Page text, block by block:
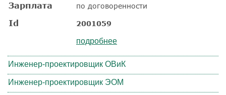
Зарплата по договоренности
Id 2001059
подробнее
Инженер-проектировщик ОВиК
Инженер-проектировщик ЭОМ